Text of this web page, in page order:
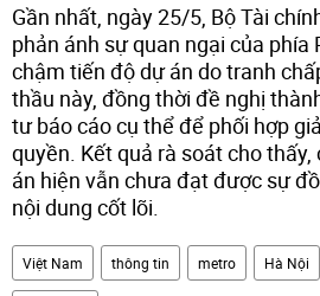
Gần nhất, ngày 25/5, Bộ Tài
phản ánh sự quan ngại của phía
chậm tiến độ dự án do tranh
thầu này, đồng thời đề nghị
tư báo cáo cụ thể để phối hợp
quyền. Kết quả rà soát cho
án hiện vẫn chưa đạt được sự
nội dung cốt lõi.
Việt Nam thông tin metro Hà Nội